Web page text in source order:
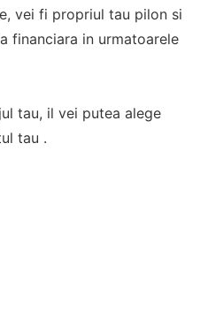
vei fi propriul tau pilon si
financiara in urmatoarele
tau, il vei putea alege
tau .